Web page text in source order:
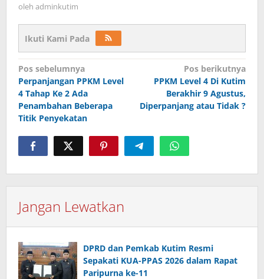
oleh adminkutim
Ikuti Kami Pada
Navigasi
pos
Pos sebelumnya
Perpanjangan PPKM Level
4 Tahap Ke 2 Ada
Penambahan Beberapa
Titik Penyekatan
Pos berikutnya
PPKM Level 4 Di Kutim
Berakhir 9 Agustus,
Diperpanjang atau Tidak ?
Jangan Lewatkan
DPRD dan Pemkab Kutim Resmi
Sepakati KUA-PPAS 2026 dalam Rapat
Paripurna ke-11